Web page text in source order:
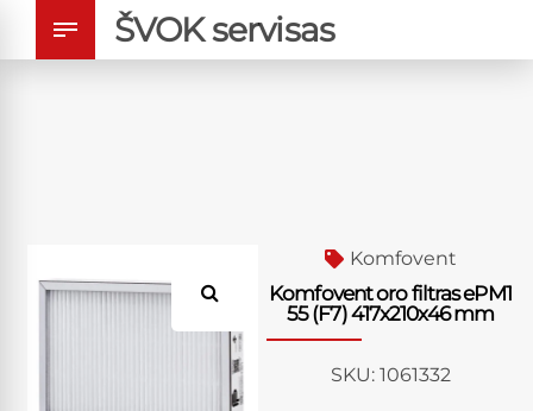
ŠVOK servisas
Komfovent
Komfovent oro filtras ePM1
55 (F7) 417x210x46 mm
SKU: 1061332